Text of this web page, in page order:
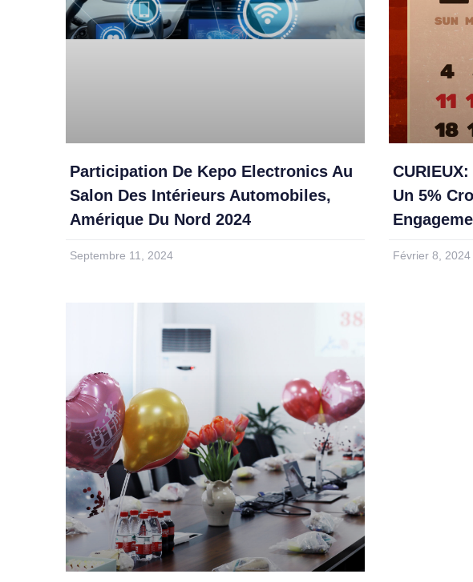
Participation De Kepo Electronics Au
Salon Des Intérieurs Automobiles,
Amérique Du Nord 2024
Septembre 11, 2024
Un 5%
Février 8, 2024